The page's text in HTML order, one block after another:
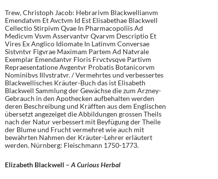
Trew, Christoph Jacob: Hebrarivm Blackwellianvm
Emendatvm Et Avctvm Id Est Elisabethae Blackwell
Cellectio Stirpivm Qvae In Pharmacopoliis Ad
Medicvm Vsvm Asservantvr Qvarvm Descriptio Et
Vires Ex Anglico Idiomate In Latinvm Conversae
Sistvntvr Figvrae Maximam Partem Ad Natvrale
Exemplar Emendantvr Floris Frvctvsqve Partivm
Repraesentatione Avgentvr Probatis Botanicorvm
Nominibvs Illvstratvr. / Vermehrtes und verbessertes
Blackwellisches Kräuter-Buch das ist Elisabeth
Blackwell Sammlung der Gewächse die zum Arzney-
Gebrauch in den Apothecken aufbehalten werden
deren Beschreibung und Kräfften aus dem Englischen
übersetzt angezeiget die Abbildungen grossen Theils
nach der Natur verbessert mit Beyfügung der Theile
der Blume und Frucht vermehret wie auch mit
bewährten Nahmen der Kräuter-Lehrer erläutert
werden. Nürnberg: Fleischmann 1750-1773.
Elizabeth Blackwell – A Curious Herbal